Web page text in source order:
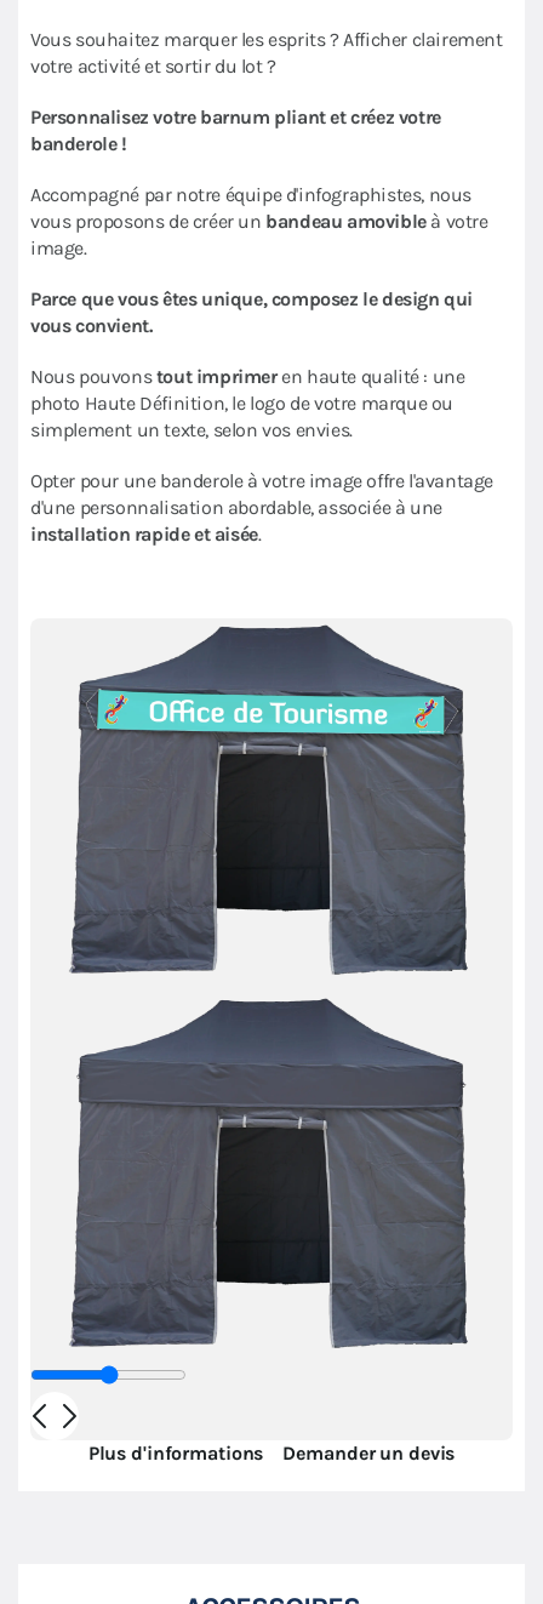
Vous souhaitez marquer les esprits ? Afficher clairement
votre activité et sortir du lot ?
Personnalisez votre barnum pliant et créez votre
banderole !
Accompagné par notre équipe d'infographistes, nous
vous proposons de créer un bandeau amovibleà votre
image.
Parce que vous êtes unique, composez le design qui
vous convient.
Nous pouvonstout imprimeren haute qualité : une
photo Haute Définition, le logo de votre marque ou
simplement un texte, selon vos envies.
Opter pour une banderole à votre image offre l'avantage
d'une personnalisation abordable, associée à une
installation rapide et aisée.
Plus d'informations Demander un devis